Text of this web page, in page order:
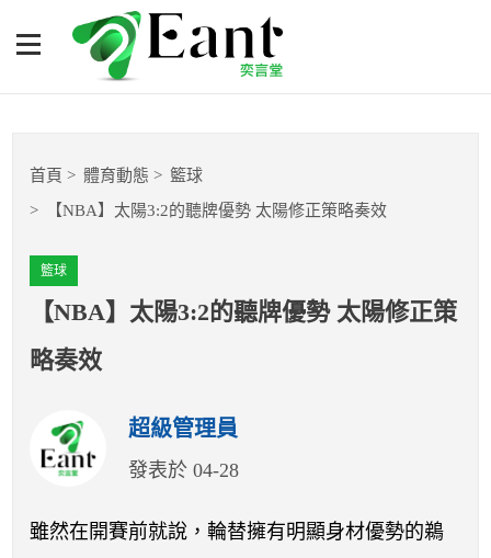
【NBA】太陽3:2的聽牌優勢
太陽修正策略奏效
籃球
球隊數據
運彩報報
明星分析師
首頁 體育動態 籃球
【NBA】太陽3:2的聽牌優勢 太陽修正策略奏效
籃球
【NBA】太陽3:2的聽牌優勢 太陽修正策
略奏效
超級管理員
發表於 04-28
雖然在開賽前就說，輪替擁有明顯身材優勢的鵜